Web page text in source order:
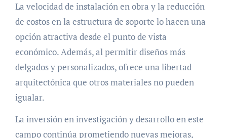
La velocidad de instalación en obra y la reducción
de costos en la estructura de soporte lo hacen una
opción atractiva desde el punto de vista
económico. Además, al permitir diseños más
delgados y personalizados, ofrece una libertad
arquitectónica que otros materiales no pueden
igualar.
La inversión en investigación y desarrollo en este
campo continúa prometiendo nuevas mejoras,